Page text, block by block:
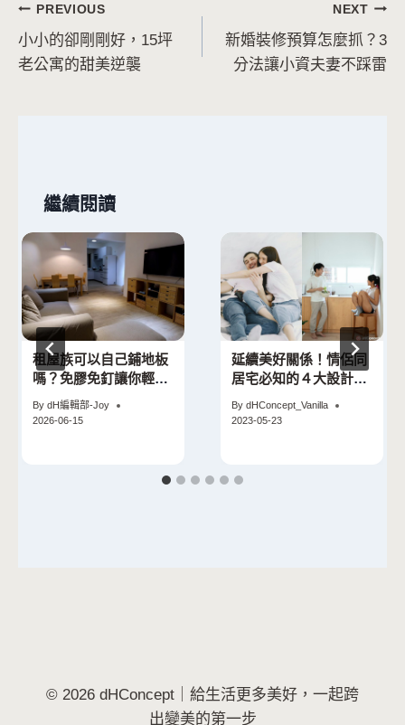
文
章
PREVIOUS
小小的卻剛剛好，15坪
老公寓的甜美逆襲
NEXT
新婚裝修預算怎麼抓？3
分法讓小資夫妻不踩雷
繼續閱讀
租屋族可以自己鋪地板
嗎？免膠免釘讓你輕鬆
改造不留痕
By dH編輯部-Joy
2026-06-15
延續美好關係！情侶同
居宅必知的４大設計裝
By dHConcept_Vanilla
2023-05-23
© 2026 dHConcept｜給生活更多美好，一起跨
出變美的第一步